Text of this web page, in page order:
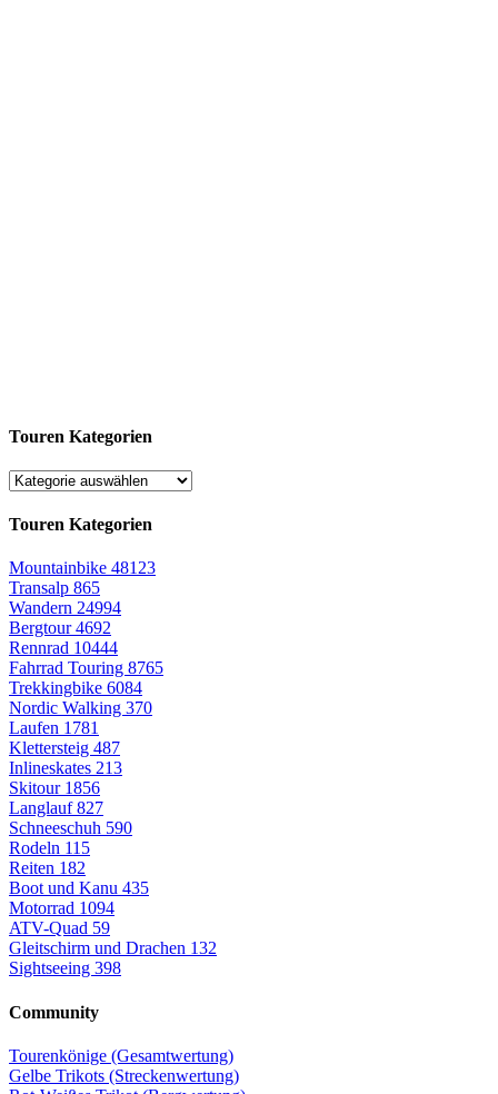
Touren Kategorien
Touren Kategorien
Mountainbike 48123
Transalp 865
Wandern 24994
Bergtour4692
Rennrad 10444
Fahrrad Touring 8765
Trekkingbike 6084
Nordic Walking 370
Laufen 1781
Klettersteig 487
Inlineskates 213
Skitour 1856
Langlauf827
Schneeschuh 590
Rodeln 115
Reiten 182
Boot und Kanu 435
Motorrad 1094
ATV-Quad 59
Gleitschirm und Drachen 132
Sightseeing 398
Community
Tourenkönige (Gesamtwertung)
Gelbe Trikots (Streckenwertung)